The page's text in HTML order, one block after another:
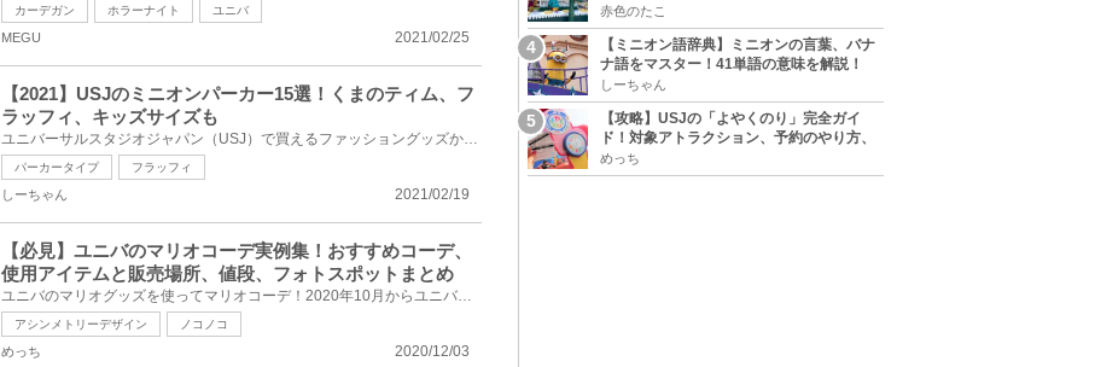
カーデガン ホラーナイト ユニバ
2021/02/25
MEGU
【2021】USJのミニオンパーカー15選！くまのティム、フ
ラッフィ、キッズサイズも
ユニバーサルスタジオジャパン（USJ）で買えるファッショングッズからミニオンのパーカーをご紹介します...
パーカータイプ フラッフィ
2021/02/19
しーちゃん
【必見】ユニバのマリオコーデ実例集！おすすめコーデ、
使用アイテムと販売場所、値段、フォトスポットまとめ
ユニバのマリオグッズを使ってマリオコーデ！2020年10月からユニバで販売されているパークオリジナルの...
アシンメトリーデザイン ノコノコ
2020/12/03
めっち
コツ、実施場所まとめ
赤色のたこ
【ミニオン語辞典】ミニオンの言葉、バナ
ナ語をマスター！41単語の意味を解説！
しーちゃん
【攻略】USJの「よやくのり」完全ガイ
ド！対象アトラクション、予約のやり方、
整理券との違い、注意点を紹介
めっち